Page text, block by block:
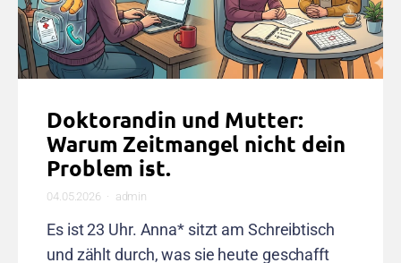
Doktorandin und Mutter:
Warum Zeitmangel nicht dein
Problem ist.
04.05.2026 admin
Es ist 23 Uhr. Anna* sitzt am Schreibtisch
und zählt durch, was sie heute geschafft